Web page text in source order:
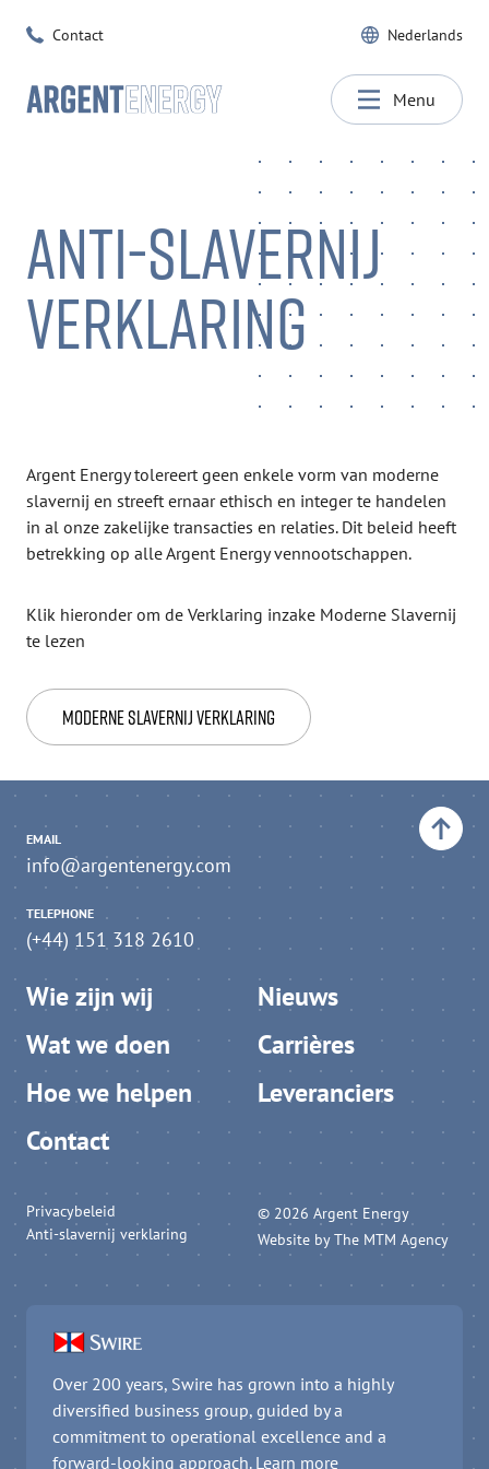
Contact Nederlands
Menu
ANTI-SLAVERNIJ
VERKLARING
Argent Energy tolereert geen enkele vorm van moderne
slavernij en streeft ernaar ethisch en integer te handelen
in al onze zakelijke transacties en relaties. Dit beleid heeft
betrekking op alle Argent Energy vennootschappen.
Klik hieronder om de Verklaring inzake Moderne Slavernij
te lezen
Moderne Slavernij Verklaring
Back to top
EMAIL
info@argentenergy.com
TELEPHONE
(+44) 151 318 2610
Wie zijn wij
Nieuws
Wat we doen
Carrières
Hoe we helpen
Leveranciers
Contact
Privacybeleid
Anti-slavernij verklaring
© 2026 Argent Energy
Website byThe MTM Agency
Over 200 years, Swire has grown into a highly
diversified business group, guided by a
commitment to operational excellence and a
forward-looking approach. Learn more